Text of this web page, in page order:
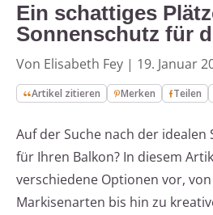
Ein schattiges
Sonnenschutz für
Von Elisabeth Fey | 19. Januar
Artikel zitieren Merken Teilen
Auf der Suche nach der
für Ihren Balkon? In diesem
verschiedene Optionen vor,
Markisenarten bis hin zu